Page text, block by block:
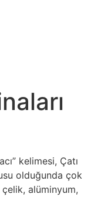
kelimesi, Çatı
olduğunda çok
alüminyum,